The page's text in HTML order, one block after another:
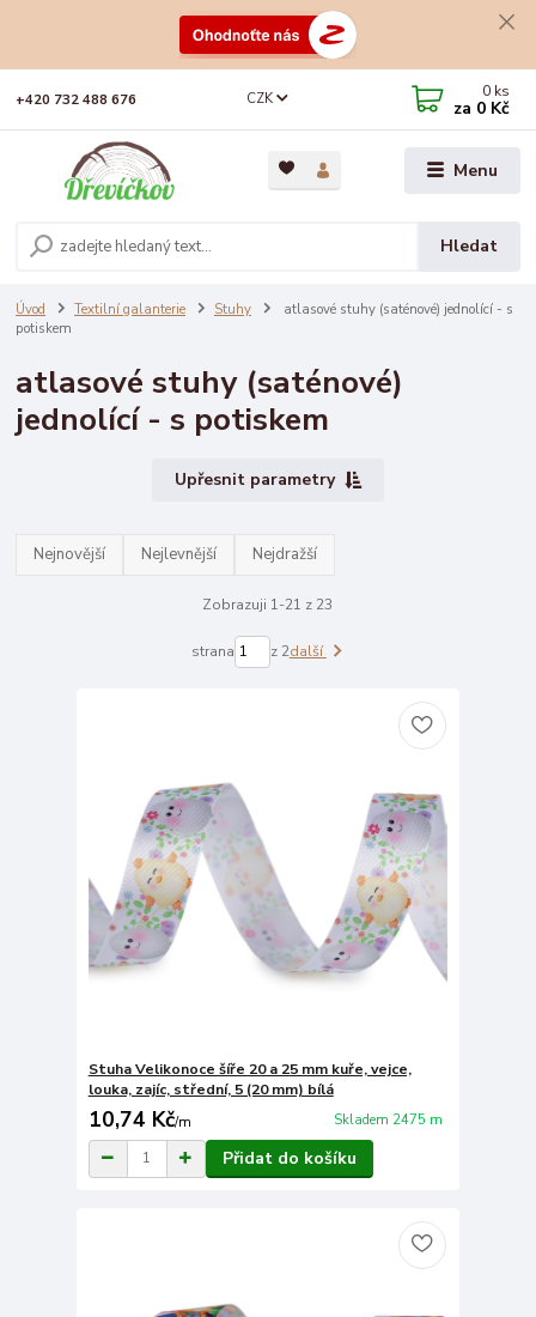
Menu
CZK
Hledat
+420 732 488 676 0 ks
za 0 Kč
Úvod Textilní galanterie Stuhy
atlasové stuhy (saténové) jednolící - s
potiskem
atlasové stuhy (saténové)
jednolící - s potiskem
Upřesnit parametry
Nejnovější Nejlevnější Nejdražší
Zobrazuji 1-21 z 23
strana z 2další
Stuha Velikonoce šíře 20 a 25 mm kuře, vejce,
louka, zajíc, střední, 5 (20 mm) bílá
10,74 Kč/m Skladem 2475 m
Přidat do košíku